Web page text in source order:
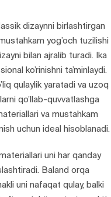
dizaynni birlashtirgan
yog’och tuzilishi
bilan ajralib turadi. Ika
ko’rinishni ta’minlaydi.
qulaylik yaratadi va uzoq
qo’llab-quvvatlashga
va mustahkam
uchun ideal hisoblanadi.
uni har qanday
Baland orqa
uni nafaqat qulay, balki